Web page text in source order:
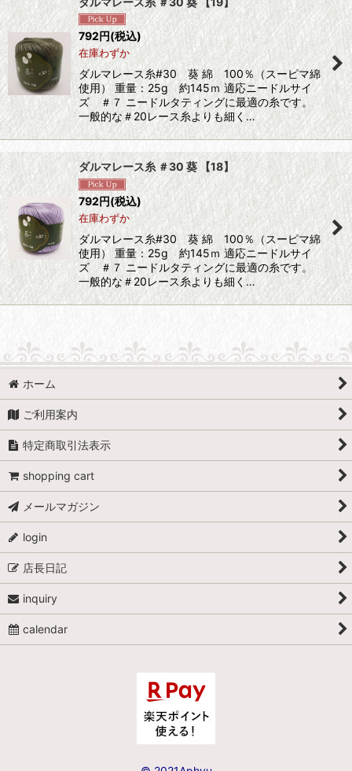
792円(税込)
在庫わずか
ダルマレース糸#30 葵 綿 100％（スーピマ綿
使用） 重量：25g 約145ｍ 適応ニードルサイ
ズ ＃７ ニードルタティングに最適の糸です。
一般的な＃20レース糸よりも細く…
ダルマレース糸 ＃30 葵 【18】
792円(税込)
在庫わずか
ダルマレース糸#30 葵 綿 100％（スーピマ綿
使用） 重量：25g 約145ｍ 適応ニードルサイ
ズ ＃７ ニードルタティングに最適の糸です。
一般的な＃20レース糸よりも細く…
ホーム
ご利用案内
特定商取引法表示
shopping cart
メールマガジン
login
店長日記
inquiry
calendar